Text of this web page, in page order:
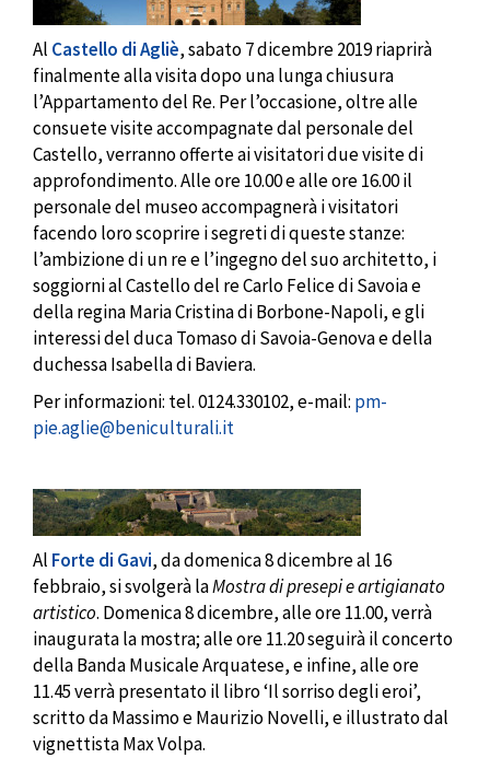
Al Castello di Agliè, sabato 7 dicembre 2019 riaprirà
finalmente alla visita dopo una lunga chiusura
l’Appartamento del Re. Per l’occasione, oltre alle
consuete visite accompagnate dal personale del
Castello, verranno offerte ai visitatori due visite di
approfondimento. Alle ore 10.00 e alle ore 16.00 il
personale del museo accompagnerà i visitatori
facendo loro scoprire i segreti di queste stanze:
l’ambizione di un re e l’ingegno del suo architetto, i
soggiorni al Castello del re Carlo Felice di Savoia e
della regina Maria Cristina di Borbone-Napoli, e gli
interessi del duca Tomaso di Savoia-Genova e della
duchessa Isabella di Baviera.
Per informazioni: tel. 0124.330102, e-mail: pm-
pie.aglie@beniculturali.it
Al Forte di Gavi, da domenica 8 dicembre al 16
febbraio, si svolgerà laMostra di presepi e artigianato
artistico. Domenica 8 dicembre, alle ore 11.00, verrà
inaugurata la mostra; alle ore 11.20 seguirà il concerto
della Banda Musicale Arquatese, e infine, alle ore
11.45 verrà presentato il libro ‘Il sorriso degli eroi’,
scritto da Massimo e Maurizio Novelli, e illustrato dal
vignettista Max Volpa.